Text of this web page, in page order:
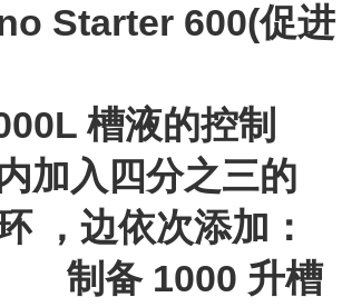
Starter 600(促进
槽液的控制
加入四分之三的
，边依次添加：
备 1000 升槽